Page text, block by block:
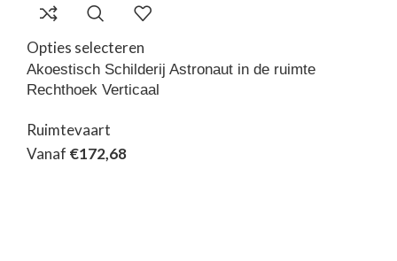
Opties selecteren
Akoestisch Schilderij Astronaut in de ruimte
Rechthoek Verticaal
Ruimtevaart
Vanaf €172,68